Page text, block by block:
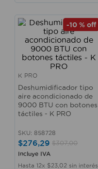
-10 % off
K PRO
Deshumidificador tipo
aire acondicionado de
9000 BTU con botones
táctiles - K PRO
SKU: 858728
$276,29 $307,00
Incluye IVA
Hasta 12x $23 02 sin interés